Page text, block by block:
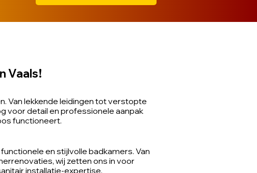
Vaals!
Van lekkende leidingen tot verstopte
voor detail en professionele aanpak
functioneert.
en stijlvolle badkamers. Van
wij zetten ons in voor
installatie-expertise.